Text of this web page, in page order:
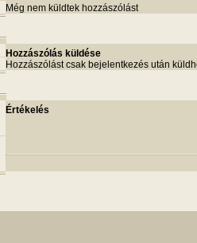
Még nem küldtek hozzászólást
Hozzászólás küldése
Hozzászólást csak bejelentkezés után
Értékelés